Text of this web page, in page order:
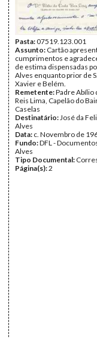
Pasta:07519.123.001
Assunto: Cartão
cumprimentos e
de estima dispensadas
Alves enquanto prior de
Xavier e Belém.
Remetente:Padre Abílio
Reis Lima, Capelão do
Caselas
Destinatário:José da
Alves
Data: c. Novembro de
Fundo:DFL -
Alves
Tipo Documental:
Página(s):2